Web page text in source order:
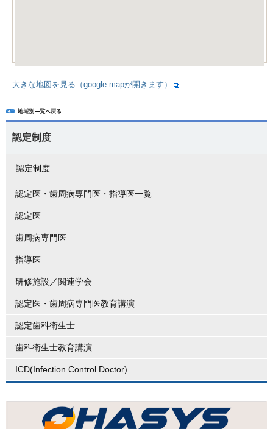
大きな地図を見る（google mapが開きます）
認定制度
認定制度
認定医・歯周病専門医・指導医一覧
認定医
歯周病専門医
指導医
研修施設／関連学会
認定医・歯周病専門医教育講演
認定歯科衛生士
歯科衛生士教育講演
ICD(Infection Control Doctor)